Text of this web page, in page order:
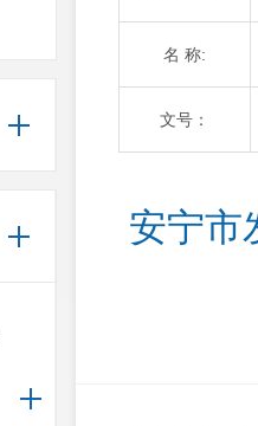
名 称:
文号：
安宁市